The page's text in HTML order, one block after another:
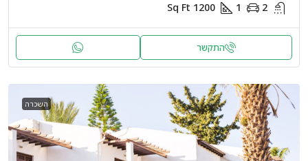
2
1
1200
Sq Ft
התקשר
השכרה